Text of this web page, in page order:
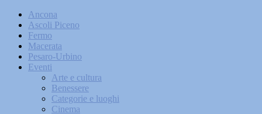
Ancona
Ascoli Piceno
Fermo
Macerata
Pesaro-Urbino
Eventi
Arte e cultura
Benessere
Categorie e luoghi
Cinema